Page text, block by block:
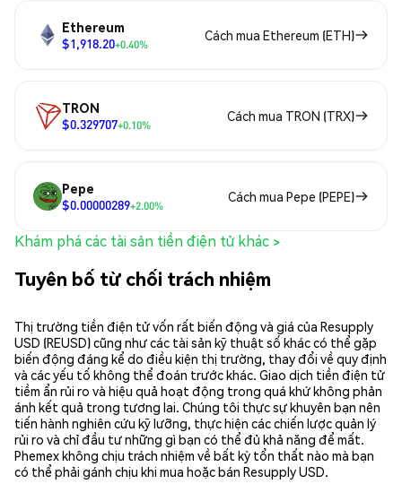
Ethereum
$1,918.20+0.40%
Cách mua Ethereum (ETH)
TRON
$0.329707+0.10%
Cách mua TRON (TRX)
Pepe
$0.00000289+2.00%
Cách mua Pepe (PEPE)
Khám phá các tài sản tiền điện tử khác >
Tuyên bố từ chối trách nhiệm
Thị trường tiền điện tử vốn rất biến động và giá của Resupply
USD (REUSD) cũng như các tài sản kỹ thuật số khác có thể gặp
biến động đáng kể do điều kiện thị trường, thay đổi về quy định
và các yếu tố không thể đoán trước khác. Giao dịch tiền điện tử
tiềm ẩn rủi ro và hiệu quả hoạt động trong quá khứ không phản
ánh kết quả trong tương lai. Chúng tôi thực sự khuyên bạn nên
tiến hành nghiên cứu kỹ lưỡng, thực hiện các chiến lược quản lý
rủi ro và chỉ đầu tư những gì bạn có thể đủ khả năng để mất.
Phemex không chịu trách nhiệm về bất kỳ tổn thất nào mà bạn
có thể phải gánh chịu khi mua hoặc bán Resupply USD.